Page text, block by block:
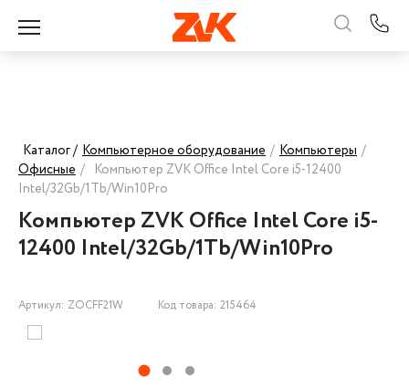
Каталог / Компьютерное оборудование / Компьютеры /
Офисные / Компьютер ZVK Office Intel Core i5-12400
Intel/32Gb/1Tb/Win10Pro
Компьютер ZVK Office Intel Core i5-
12400 Intel/32Gb/1Tb/Win10Pro
Артикул: ZOCFF21W Код товара: 215464